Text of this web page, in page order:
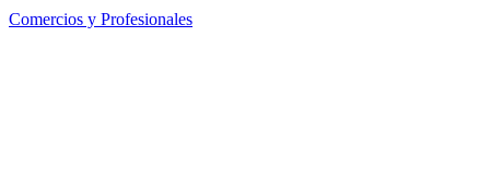
Comercios y Profesionales